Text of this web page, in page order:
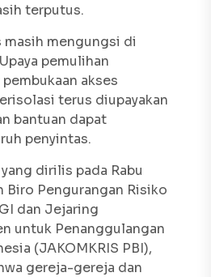
terputus.
masih mengungsi di
pemulihan
akses
terus diupayakan
bantuan dapat
penyintas.
dirilis pada Rabu
Biro Pengurangan Risiko
dan Jejaring
untuk Penanggulangan
(JAKOMKRIS PBI),
gereja-gereja dan